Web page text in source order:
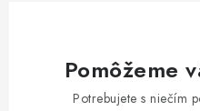
Pomôžeme
Potrebujete s niečím